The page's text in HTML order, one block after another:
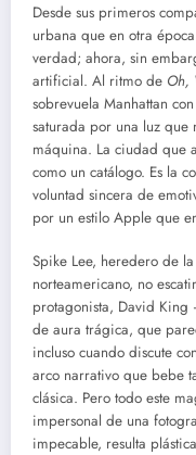
Desde sus primeros
urbana que en otra
verdad; ahora, sin
artificial. Al ritmo de Oh,
sobrevuela Manhattan
saturada por una luz que
máquina. La ciudad que
como un catálogo. Es la
voluntad sincera de
por un estilo Apple que
Spike Lee, heredero de
norteamericano, no
protagonista, David King
de aura trágica, que
incluso cuando discute
arco narrativo que bebe
clásica. Pero todo este
impersonal de una
impecable, resulta